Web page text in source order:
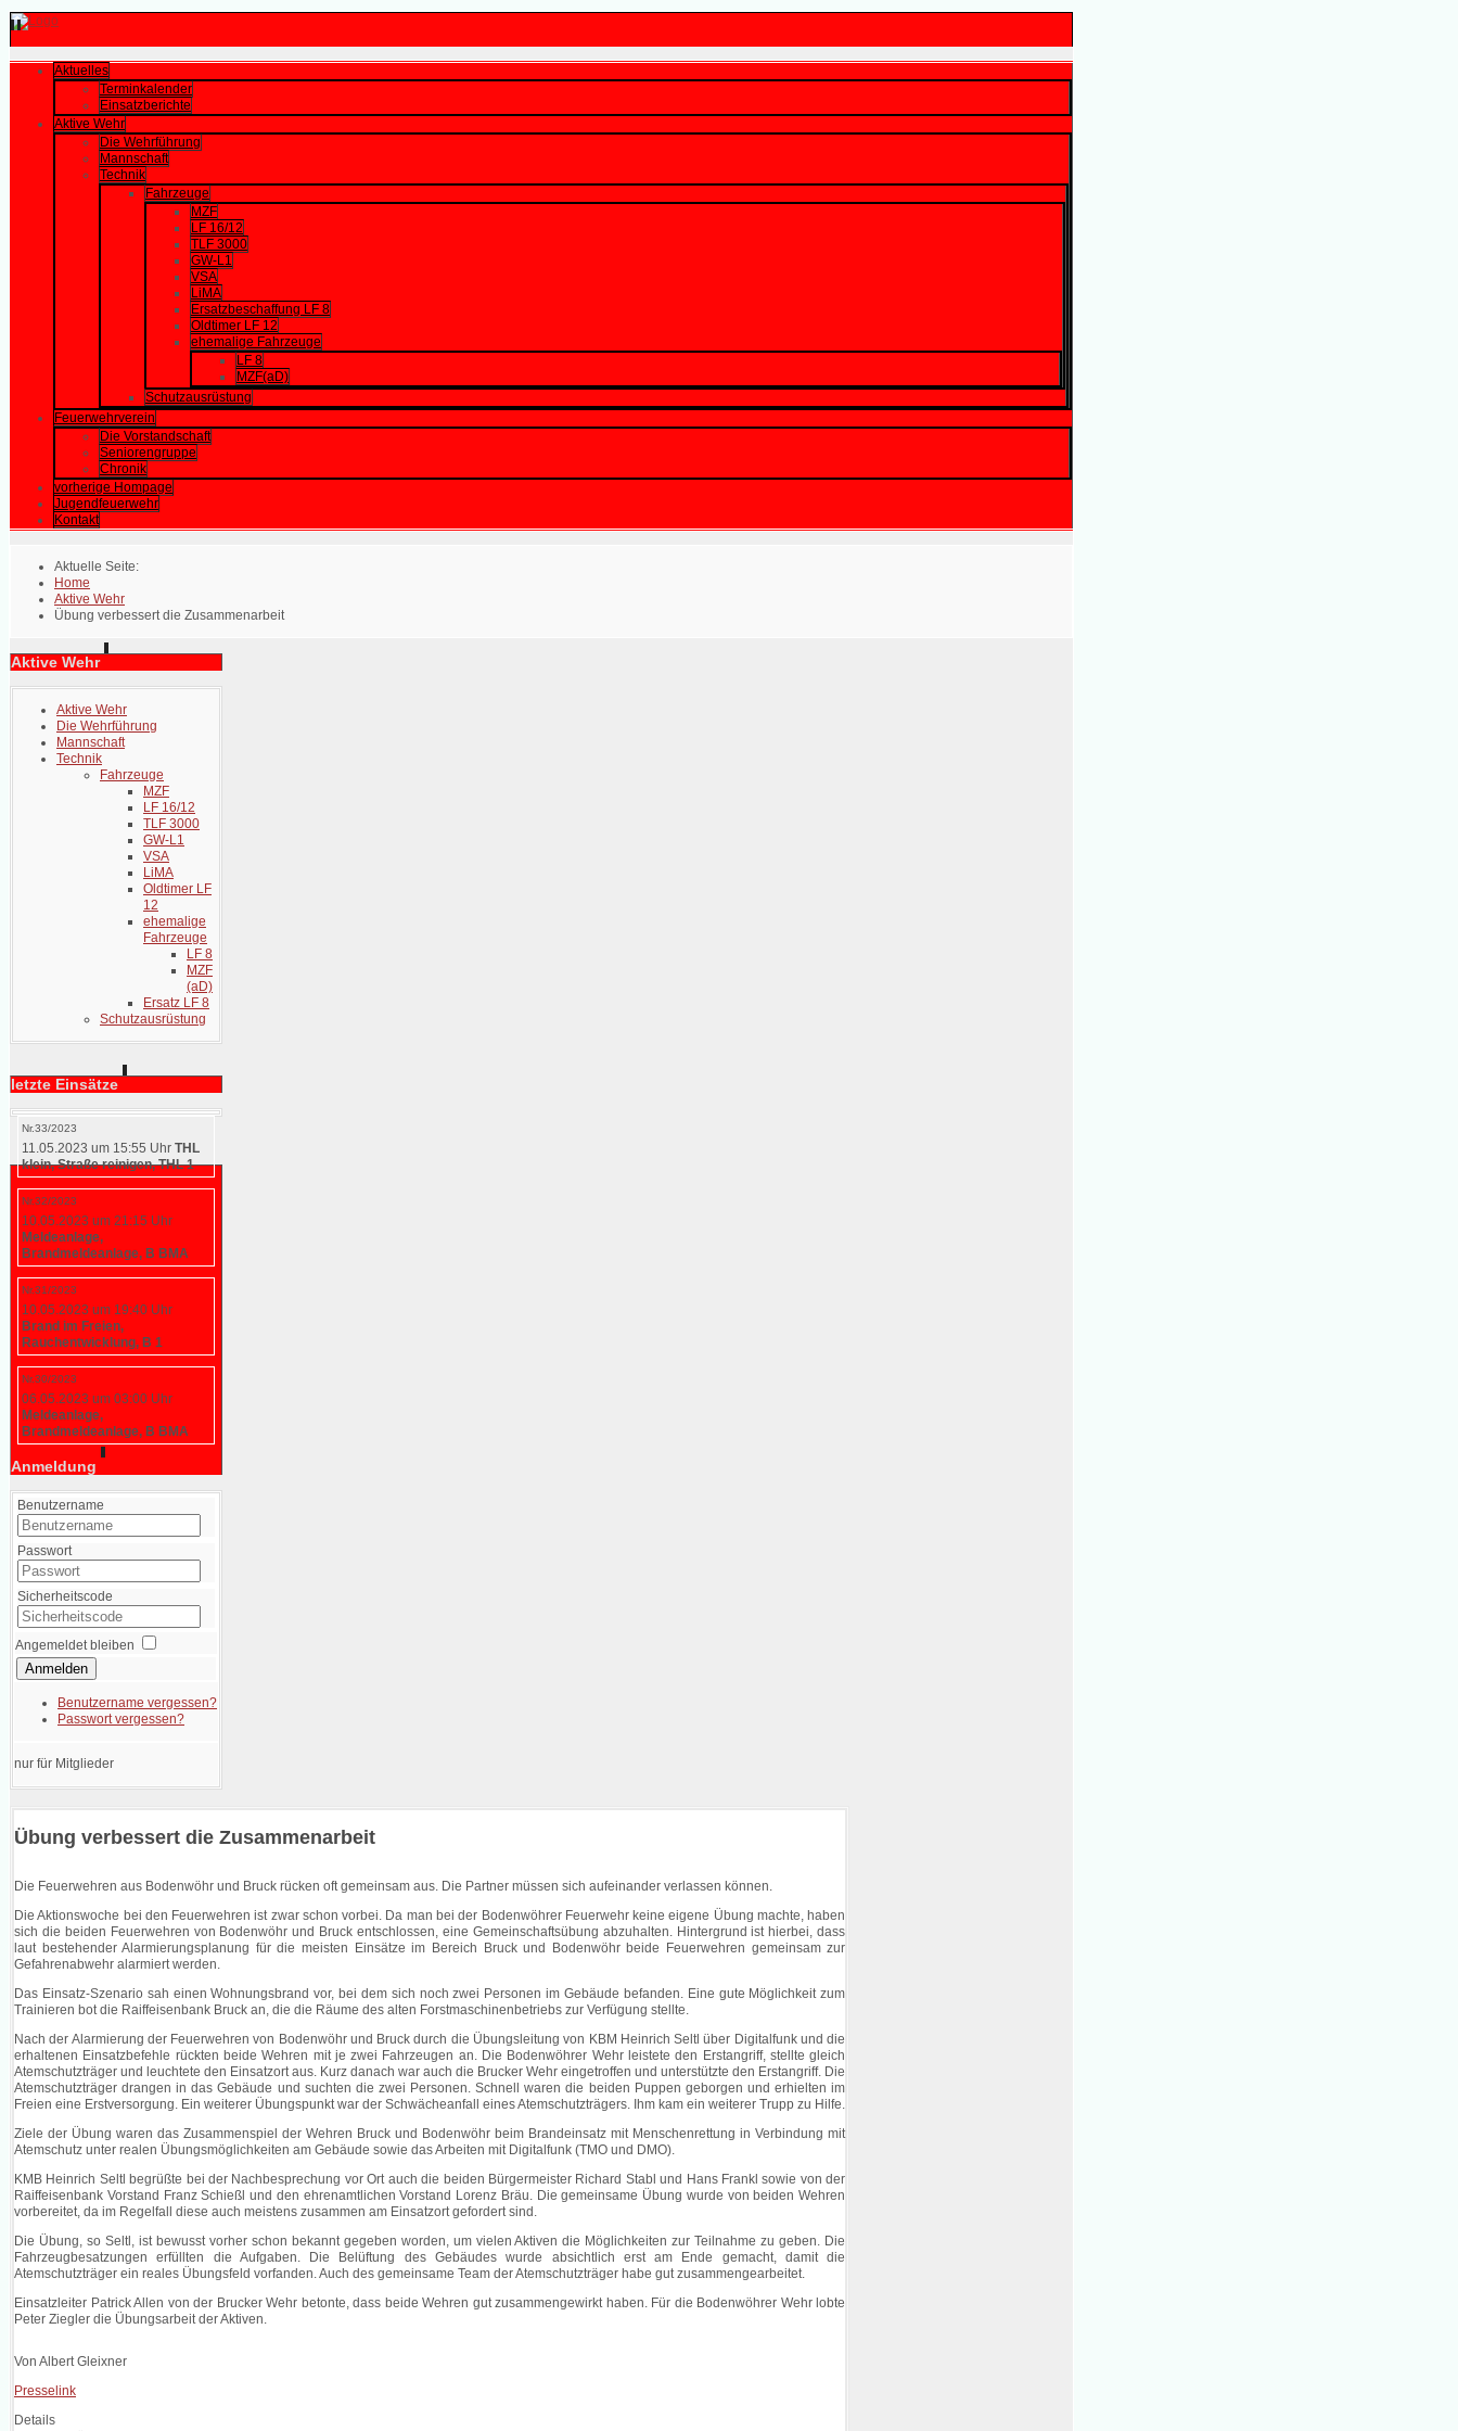
Aktuelles
Terminkalender
Einsatzberichte
Aktive Wehr
Die Wehrführung
Mannschaft
Technik
Fahrzeuge
MZF
LF 16/12
TLF 3000
GW-L1
VSA
LiMA
Ersatzbeschaffung LF 8
Oldtimer LF 12
ehemalige Fahrzeuge
LF 8
MZF(aD)
Schutzausrüstung
Feuerwehrverein
Die Vorstandschaft
Seniorengruppe
Chronik
vorherige Hompage
Jugendfeuerwehr
Kontakt
Aktuelle Seite:
Home
Aktive Wehr
Übung verbessert die Zusammenarbeit
Aktive Wehr
Aktive Wehr
Die Wehrführung
Mannschaft
Technik
Fahrzeuge
MZF
LF 16/12
TLF 3000
GW-L1
VSA
LiMA
Oldtimer LF
12
ehemalige
Fahrzeuge
LF 8
MZF
(aD)
Ersatz LF 8
Schutzausrüstung
letzte Einsätze
Nr.33/2023
11.05.2023 um 15:55 Uhr THL
klein, Straße reinigen, THL 1
Nr.32/2023
10.05.2023 um 21:15 Uhr
Meldeanlage,
Brandmeldeanlage, B BMA
Nr.31/2023
10.05.2023 um 19:40 Uhr
Brand im Freien,
Rauchentwicklung, B 1
Nr.30/2023
06.05.2023 um 03:00 Uhr
Meldeanlage,
Brandmeldeanlage, B BMA
Anmeldung
Benutzername
Passwort
Sicherheitscode
Angemeldet bleiben
Anmelden
Benutzername vergessen?
Passwort vergessen?
nur für Mitglieder
Übung verbessert die Zusammenarbeit
Die Feuerwehren aus Bodenwöhr und Bruck rücken oft gemeinsam aus. Die Partner müssen sich aufeinander verlassen können.
Die Aktionswoche bei den Feuerwehren ist zwar schon vorbei. Da man bei der Bodenwöhrer Feuerwehr keine eigene Übung machte, haben
sich die beiden Feuerwehren von Bodenwöhr und Bruck entschlossen, eine Gemeinschaftsübung abzuhalten. Hintergrund ist hierbei, dass
laut bestehender Alarmierungsplanung für die meisten Einsätze im Bereich Bruck und Bodenwöhr beide Feuerwehren gemeinsam zur
Gefahrenabwehr alarmiert werden.
Das Einsatz-Szenario sah einen Wohnungsbrand vor, bei dem sich noch zwei Personen im Gebäude befanden. Eine gute Möglichkeit zum
Trainieren bot die Raiffeisenbank Bruck an, die die Räume des alten Forstmaschinenbetriebs zur Verfügung stellte.
Nach der Alarmierung der Feuerwehren von Bodenwöhr und Bruck durch die Übungsleitung von KBM Heinrich Seltl über Digitalfunk und die
erhaltenen Einsatzbefehle rückten beide Wehren mit je zwei Fahrzeugen an. Die Bodenwöhrer Wehr leistete den Erstangriff, stellte gleich
Atemschutzträger und leuchtete den Einsatzort aus. Kurz danach war auch die Brucker Wehr eingetroffen und unterstützte den Erstangriff. Die
Atemschutzträger drangen in das Gebäude und suchten die zwei Personen. Schnell waren die beiden Puppen geborgen und erhielten im
Freien eine Erstversorgung. Ein weiterer Übungspunkt war der Schwächeanfall eines Atemschutzträgers. Ihm kam ein weiterer Trupp zu Hilfe.
Ziele der Übung waren das Zusammenspiel der Wehren Bruck und Bodenwöhr beim Brandeinsatz mit Menschenrettung in Verbindung mit
Atemschutz unter realen Übungsmöglichkeiten am Gebäude sowie das Arbeiten mit Digitalfunk (TMO und DMO).
KMB Heinrich Seltl begrüßte bei der Nachbesprechung vor Ort auch die beiden Bürgermeister Richard Stabl und Hans Frankl sowie von der
Raiffeisenbank Vorstand Franz Schießl und den ehrenamtlichen Vorstand Lorenz Bräu. Die gemeinsame Übung wurde von beiden Wehren
vorbereitet, da im Regelfall diese auch meistens zusammen am Einsatzort gefordert sind.
Die Übung, so Seltl, ist bewusst vorher schon bekannt gegeben worden, um vielen Aktiven die Möglichkeiten zur Teilnahme zu geben. Die
Fahrzeugbesatzungen erfüllten die Aufgaben. Die Belüftung des Gebäudes wurde absichtlich erst am Ende gemacht, damit die
Atemschutzträger ein reales Übungsfeld vorfanden. Auch des gemeinsame Team der Atemschutzträger habe gut zusammengearbeitet.
Einsatzleiter Patrick Allen von der Brucker Wehr betonte, dass beide Wehren gut zusammengewirkt haben. Für die Bodenwöhrer Wehr lobte
Peter Ziegler die Übungsarbeit der Aktiven.
Von Albert Gleixner
Presselink
Details